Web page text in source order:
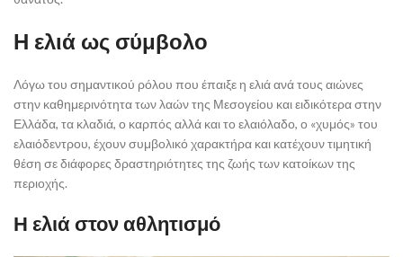
Η ελιά ως σύμβολο
Λόγω του σημαντικού ρόλου που έπαιξε η ελιά ανά τους αιώνες
στην καθημερινότητα των λαών της Μεσογείου και ειδικότερα στην
Ελλάδα, τα κλαδιά, ο καρπός αλλά και το ελαιόλαδο, ο «χυμός» του
ελαιόδεντρου, έχουν συμβολικό χαρακτήρα και κατέχουν τιμητική
θέση σε διάφορες δραστηριότητες της ζωής των κατοίκων της
περιοχής.
Η ελιά στον αθλητισμό